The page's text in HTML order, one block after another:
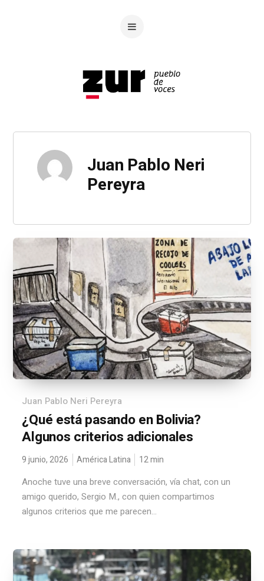
Juan Pablo Neri
Pereyra
Juan Pablo Neri Pereyra
¿Qué está pasando en Bolivia?
Algunos criterios adicionales
9 junio, 2026 América Latina 12min
Anoche tuve una breve conversación, vía chat, con un
amigo querido, Sergio M., con quien compartimos
algunos criterios que me parecen...